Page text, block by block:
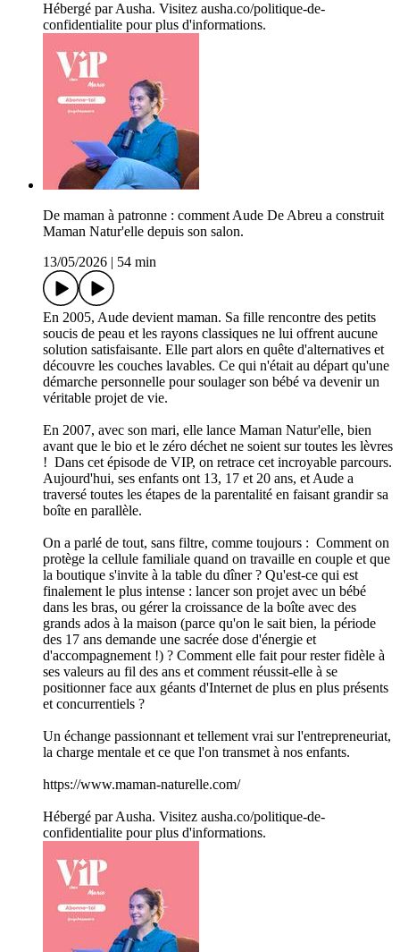
Hébergé par Ausha. Visitez ausha.co/politique-de-
confidentialite pour plus d'informations.
De maman à patronne : comment Aude De Abreu a construit
Maman Natur'elle depuis son salon.
13/05/2026
54 min
En 2005, Aude devient maman. Sa fille rencontre des petits
soucis de peau et les rayons classiques ne lui offrent aucune
solution satisfaisante. Elle part alors en quête d'alternatives et
découvre les couches lavables. Ce qui n'était au départ qu'une
démarche personnelle pour soulager son bébé va devenir un
véritable projet de vie.
En 2007, avec son mari, elle lance Maman Natur'elle, bien
avant que le bio et le zéro déchet ne soient sur toutes les lèvres
! Dans cet épisode de VIP, on retrace cet incroyable parcours.
Aujourd'hui, ses enfants ont 13, 17 et 20 ans, et Aude a
traversé toutes les étapes de la parentalité en faisant grandir sa
boîte en parallèle.
On a parlé de tout, sans filtre, comme toujours : Comment on
protège la cellule familiale quand on travaille en couple et que
la boutique s'invite à la table du dîner ? Qu'est-ce qui est
finalement le plus intense : lancer son projet avec un bébé
dans les bras, ou gérer la croissance de la boîte avec des
grands ados à la maison (parce qu'on le sait bien, la période
des 17 ans demande une sacrée dose d'énergie et
d'accompagnement !) ? Comment elle fait pour rester fidèle à
ses valeurs au fil des ans et comment réussit-elle à se
positionner face aux géants d'Internet de plus en plus présents
et concurrentiels ?
Un échange passionnant et tellement vrai sur l'entrepreneuriat,
la charge mentale et ce que l'on transmet à nos enfants.
https://www.maman-naturelle.com/
Hébergé par Ausha. Visitez ausha.co/politique-de-
confidentialite pour plus d'informations.